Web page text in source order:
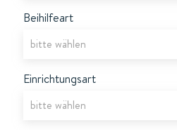
Beihilfeart
Einrichtungsart